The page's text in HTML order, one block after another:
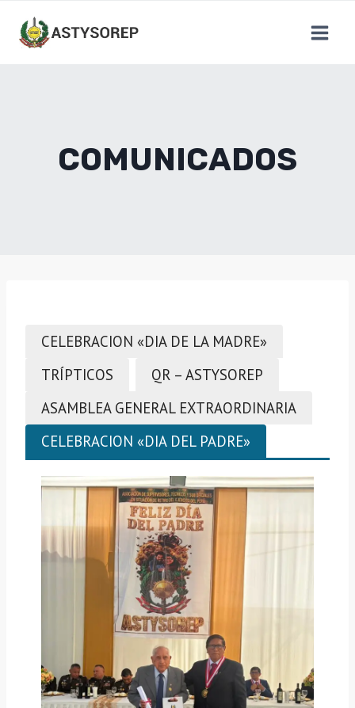
contenido
COMUNICADOS
CELEBRACION «DIA DE LA MADRE»
TRÍPTICOS
QR – ASTYSOREP
ASAMBLEA GENERAL EXTRAORDINARIA
CELEBRACION «DIA DEL PADRE»